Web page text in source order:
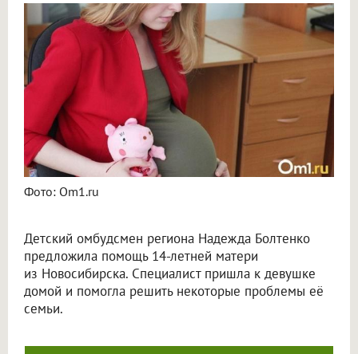
Фото: Om1.ru
Детский омбудсмен региона Надежда Болтенко
предложила помощь 14-летней матери
из Новосибирска. Специалист пришла к девушке
домой и помогла решить некоторые проблемы её
семьи.